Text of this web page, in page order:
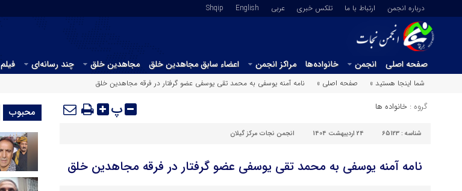
درباره انجمن ارتباط با ما تلکس خبری عربي English
Shqip
صفحه اصلی انجمن خانواده‌ها مراکز انجمن اعضاء سابق مجاهدین خلق مجاهدین خلق چند رسانه‌ای فیلم
شما اینجا هستید »
صفحه اصلی » نامه آمنه یوسفی به محمد تقی یوسفی عضو گرفتار در فرقه مجاهدین خلق
گروه : خانواده ها پ
شناسه : 65123 24 اردیبهشت 1404 انجمن نجات مرکز گیلان
نامه آمنه یوسفی به محمد تقی یوسفی عضو گرفتار در فرقه مجاهدین خلق
محبوب